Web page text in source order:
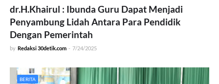
dr.H.Khairul : Ibunda Guru Dapat Menjadi
Penyambung Lidah Antara Para Pendidik
Dengan Pemerintah
by Redaksi 30detik.com - 7/24/2025
BERITA